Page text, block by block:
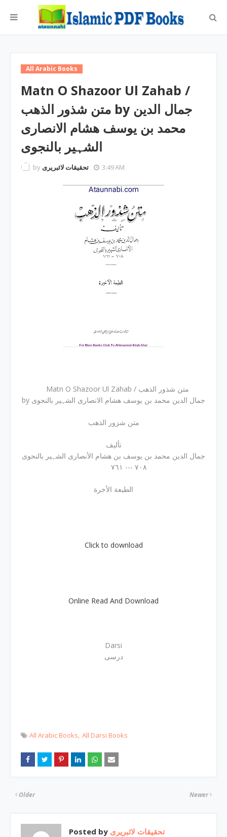
All Arabic Books
Matn O Shazoor Ul Zahab /
متن شذور الذھب by جمال الدین
محمد بن یوسف ھشام الانصاری
الشہیر بالنجوی
by تحقیقات لائبریری 3:49 AM
Matn O Shazoor Ul Zahab / متن شذور الذھب
by جمال الدین محمد بن یوسف ھشام الانصاری الشہیر بالنجوی
متن شزور الذھب
تألیف
جمال الدین محمد بن یوسف بن ھشام الأنصاری الشہیر بالنحوى
٧٠٨ --- ٧٦١
الطبعة الأخرة
Click to download
Online Read And Download
Darsi
درسی
All Arabic Books All Darsi Books
Newer
Older
Posted by تحقیقات لائبریری